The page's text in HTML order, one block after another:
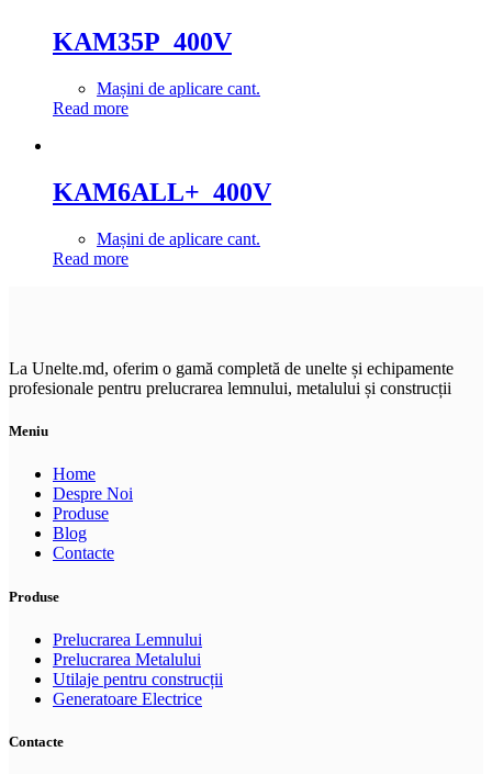
KAM35P_400V
Mașini de aplicare cant.
Read more
KAM6ALL+_400V
Mașini de aplicare cant.
Read more
La Unelte.md, oferim o gamă completă de unelte și echipamente
profesionale pentru prelucrarea lemnului, metalului și construcții
Meniu
Home
Despre Noi
Produse
Blog
Contacte
Produse
Prelucrarea Lemnului
Prelucrarea Metalului
Utilaje pentru construcții
Generatoare Electrice
Contacte